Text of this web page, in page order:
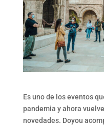
Es uno de los eventos
pandemia y ahora
novedades. Doyou